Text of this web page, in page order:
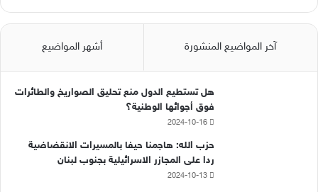
آخر المواضيع المنشورة أشهر المواضيع
هل تستطيع الدول منع تحليق الصواريخ والطائرات
فوق أجوائها الوطنية؟
2024-10-16
حزب الله: هاجمنا حيفا بالمسيرات الانقضاضية
ردا على المجازر الاسرائيلية بجنوب لبنان
2024-10-13